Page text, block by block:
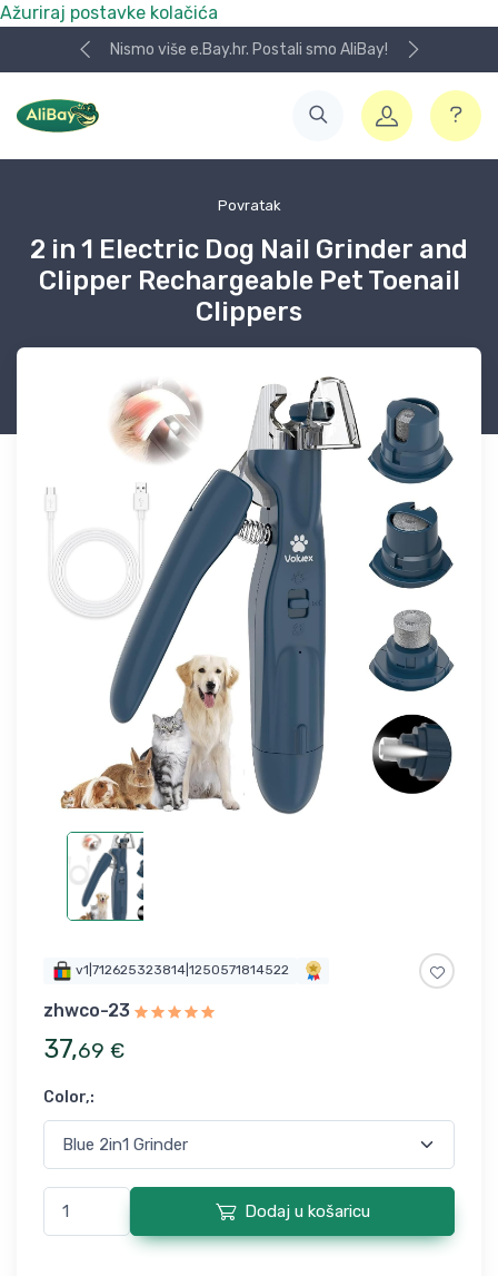
Ažuriraj postavke kolačića
Nismo više e.Bay.hr. Postali smo AliBay!
Povratak
2 in 1 Electric Dog Nail Grinder and
Clipper Rechargeable Pet Toenail
Clippers
v1|712625323814|1250571814522
zhwco-23
37,69 €
Color,:
Dodaj u košaricu